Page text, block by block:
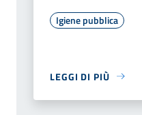
Igiene pubblica
LEGGI DI PIÙ